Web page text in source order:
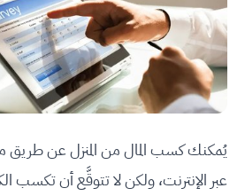
يُمكنك كسب المال من المنزل عن طريق
عبر الإنترنت، ولكن لا تتوقَّع أن تكسب